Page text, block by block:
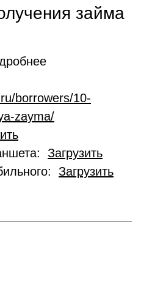
займа
borrowers/10-
zayma/
Загрузить
Загрузить